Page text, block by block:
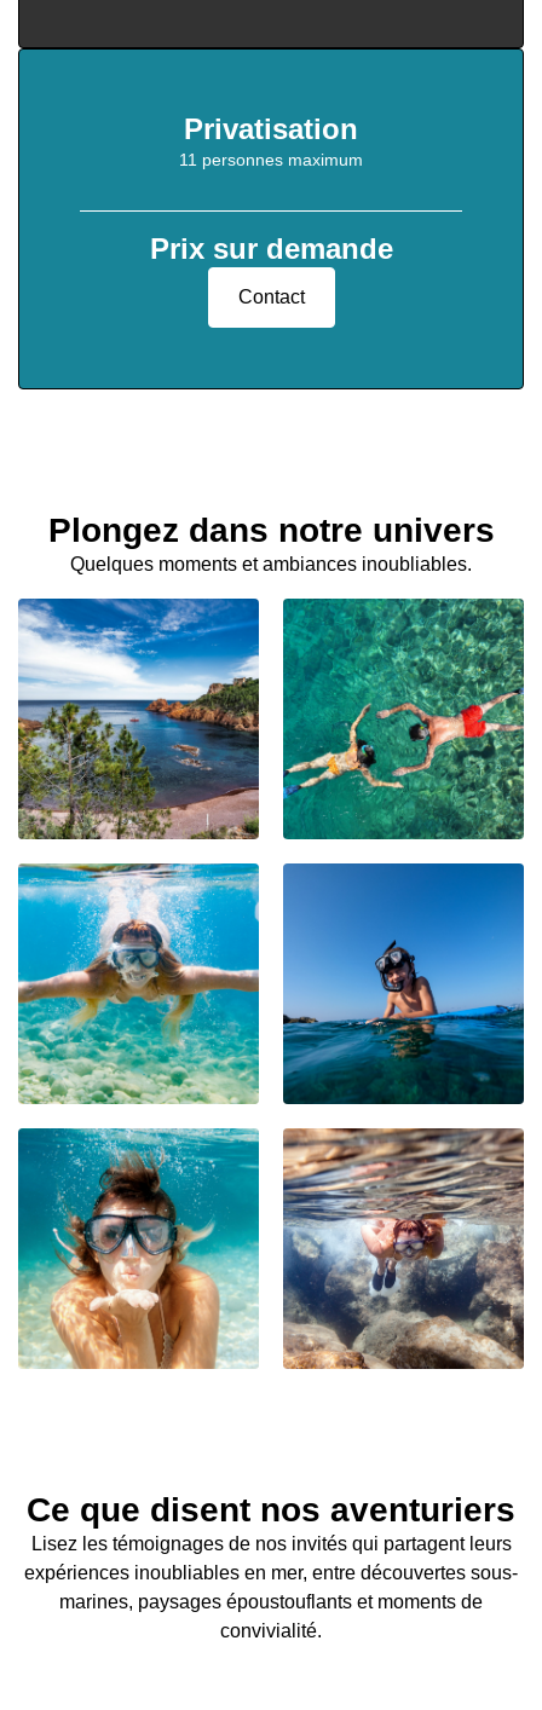
Privatisation
11 personnes maximum
Prix sur demande
Contact
Plongez dans notre univers
Quelques moments et ambiances inoubliables.
Ce que disent nos aventuriers
Lisez les témoignages de nos invités qui partagent leurs
expériences inoubliables en mer, entre découvertes sous-
marines, paysages époustouflants et moments de
convivialité.